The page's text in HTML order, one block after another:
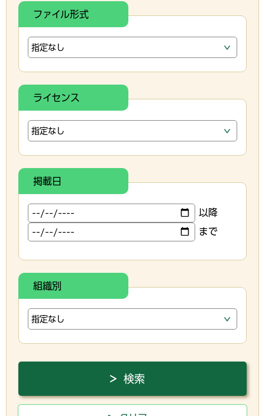
ファイル形式
ライセンス
掲載日
以降
まで
組織別